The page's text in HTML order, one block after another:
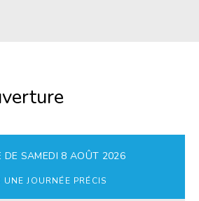
DE SAMEDI 8 AOÛT 2026
UNE JOURNÉE PRÉCIS